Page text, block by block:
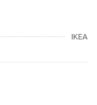
IKEA